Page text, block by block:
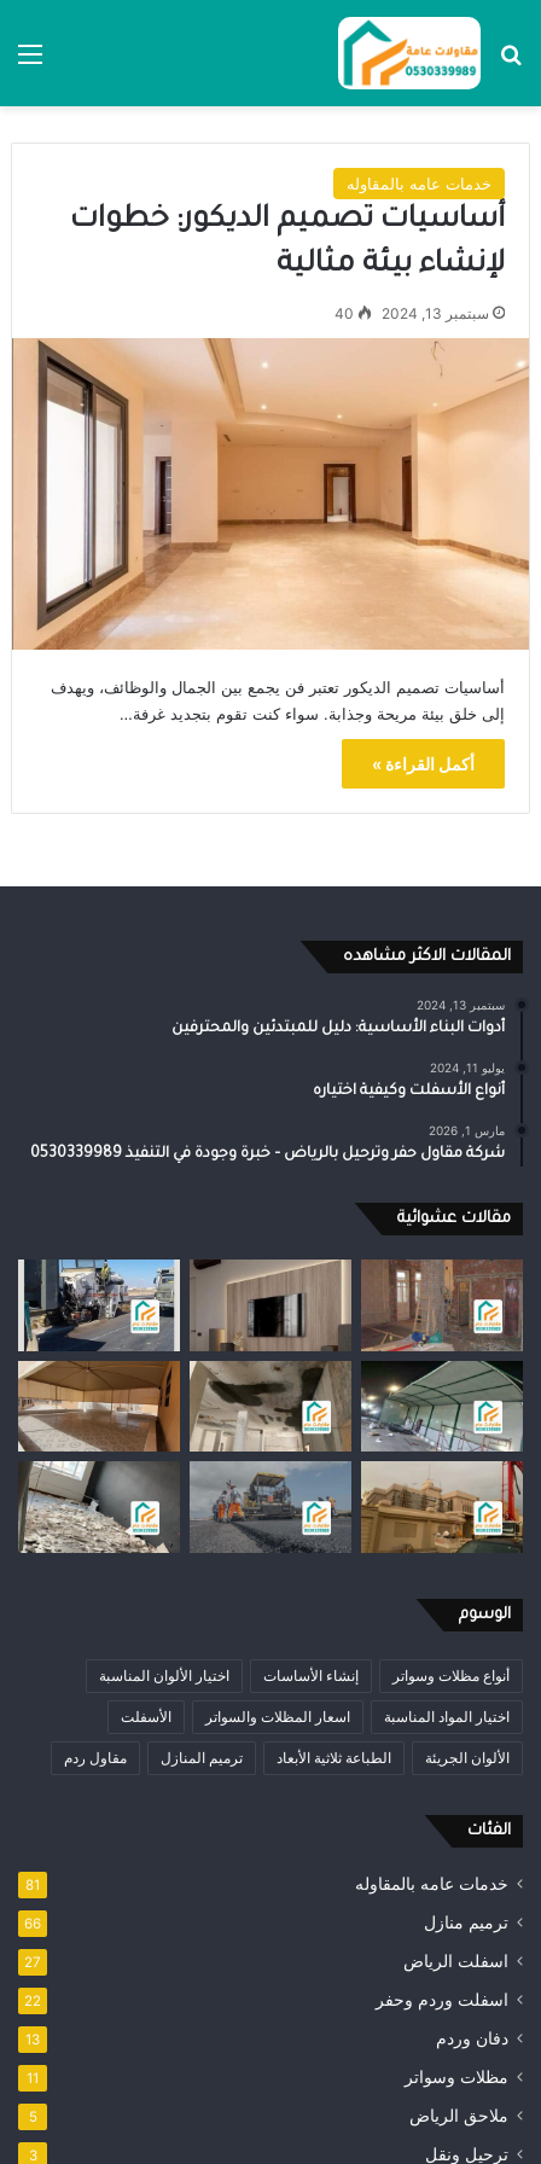
بحث عن
خدمات عامه بالمقاوله
أساسيات تصميم الديكور: خطوات
لإنشاء بيئة مثالية
سبتمبر 13, 2024 40
أساسيات تصميم الديكور تعتبر فن يجمع بين الجمال والوظائف، ويهدف
إلى خلق بيئة مريحة وجذابة. سواء كنت تقوم بتجديد غرفة…
أكمل القراءة »
المقالات الاكثر مشاهده
سبتمبر 13, 2024
أدوات البناء الأساسية: دليل للمبتدئين والمحترفين
يوليو 11, 2024
أنواع الأسفلت وكيفية اختياره
مارس 1, 2026
شركة مقاول حفر وترحيل بالرياض – خبرة وجودة في التنفيذ 0530339989
مقالات عشوائية
الوسوم
أنواع مظلات وسواتر إنشاء الأساسات اختيار الألوان المناسبة
اختيار المواد المناسبة اسعار المظلات والسواتر الأسفلت
الألوان الجريئة الطباعة ثلاثية الأبعاد ترميم المنازل مقاول ردم
الفئات
خدمات عامه بالمقاوله 81
ترميم منازل 66
اسفلت الرياض 27
اسفلت وردم وحفر 22
دفان وردم 13
مظلات وسواتر 11
ملاحق الرياض 5
ترحيل ونقل 3